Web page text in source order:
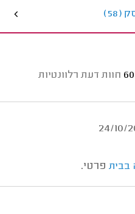
חוות דעת רלוונטיות
24/10/
בבית פרטי.